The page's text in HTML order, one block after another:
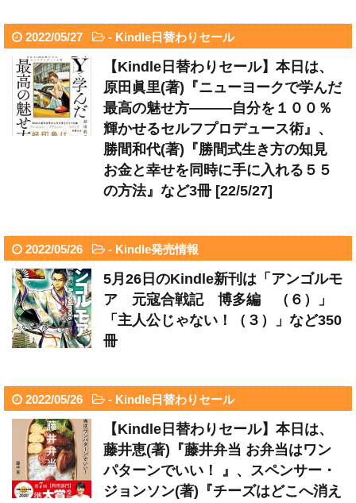
2022/05/27 - Kindle日替わりセール
【Kindle日替わりセール】本日は、
原田眞里(著)『ニューヨークで学んだ
最高の魅せ方―――自分を１００％
輝かせるセルフプロデュース術』、
勝間和代(著)『勝間式生き方の知見
お金と幸せを同時に手に入れる５５
の方法』など3冊 [22/5/27]
2022/05/26 - Kindle発売情報
5月26日のKindle新刊は「アンゴルモ
ア 元寇合戦記 博多編 （６）」
「主人公じゃない！（３）」など350
冊
2022/05/26 - Kindle日替わりセール
【Kindle日替わりセール】本日は、
藤井恵(著)『藤井弁当 お弁当はワン
パターンでいい！ 』、スペンサー・
ジョンソン(著)『チーズはどこへ消え